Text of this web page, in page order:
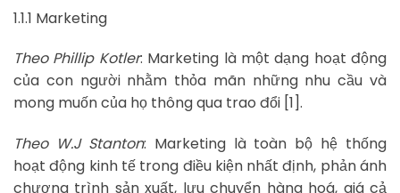
1.1.1 Marketing
Theo Phillip Kotler: Marketing là một dạng hoạt động
của con người nhằm thỏa mãn những nhu cầu và
mong muốn của họ thông qua trao đổi [1].
Theo W.J Stanton: Marketing là toàn bộ hệ thống
hoạt động kinh tế trong điều kiện nhất định, phản ánh
chương trình sản xuất, lưu chuyển hàng hoá, giá cả